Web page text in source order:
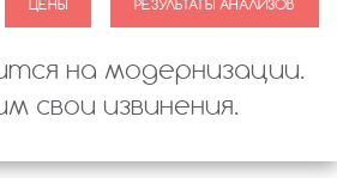
на модернизации.
свои извинения.